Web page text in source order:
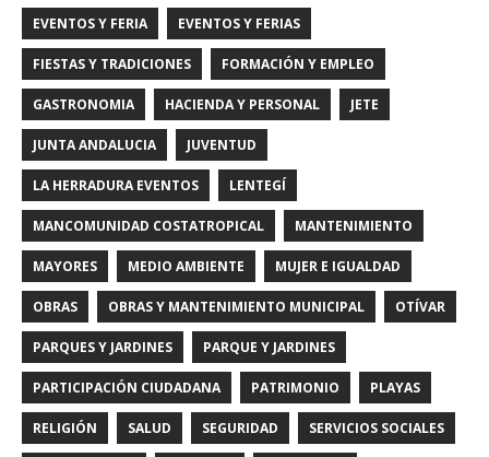
EVENTOS Y FERIA EVENTOS Y FERIAS
FIESTAS Y TRADICIONES FORMACIÓN Y EMPLEO
GASTRONOMIA HACIENDA Y PERSONAL JETE
JUNTA ANDALUCIA JUVENTUD
LA HERRADURA EVENTOS LENTEGÍ
MANCOMUNIDAD COSTATROPICAL MANTENIMIENTO
MAYORES MEDIO AMBIENTE MUJER E IGUALDAD
OBRAS OBRAS Y MANTENIMIENTO MUNICIPAL OTÍVAR
PARQUES Y JARDINES PARQUE Y JARDINES
PARTICIPACIÓN CIUDADANA PATRIMONIO PLAYAS
RELIGIÓN SALUD SEGURIDAD SERVICIOS SOCIALES